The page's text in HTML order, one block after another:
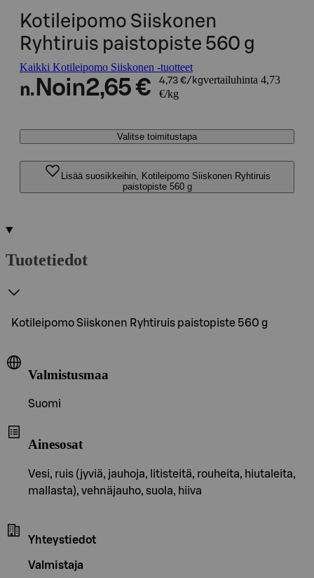
Kotileipomo Siiskonen
Ryhtiruis paistopiste 560 g
Kaikki Kotileipomo Siiskonen -tuotteet
n. Noin2,65 € 4,73 €/kgvertailuhinta 4,73
€/kg
Valitse toimitustapa
Lisää suosikkeihin, Kotileipomo Siiskonen Ryhtiruis
paistopiste 560 g
Tuotetiedot
Kotileipomo Siiskonen Ryhtiruis paistopiste 560 g
Valmistusmaa
Suomi
Ainesosat
Vesi, ruis (jyviä, jauhoja, litisteitä, rouheita, hiutaleita,
mallasta), vehnäjauho, suola, hiiva
Yhteystiedot
Valmistaja